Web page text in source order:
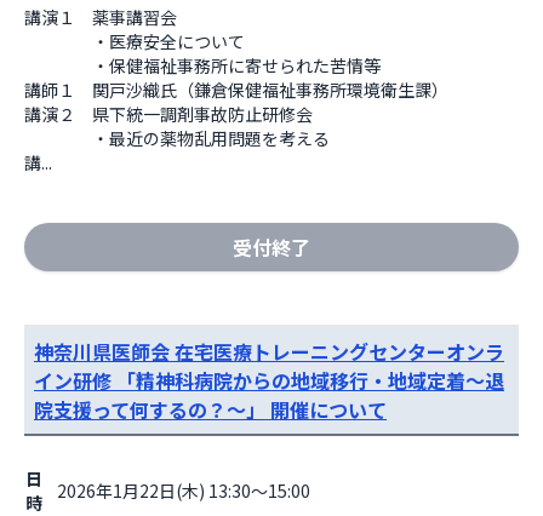
講演１　薬事講習会
・医療安全について
・保健福祉事務所に寄せられた苦情等
講師１　関戸沙織氏（鎌倉保健福祉事務所環境衛生課）
講演２　県下統一調剤事故防止研修会
・最近の薬物乱用問題を考える
講...
受付終了
神奈川県医師会 在宅医療トレーニングセンターオンラ
イン研修 「精神科病院からの地域移行・地域定着～退
院支援って何するの？～」 開催について
日
時
2026年1月22日(木) 13:30～15:00